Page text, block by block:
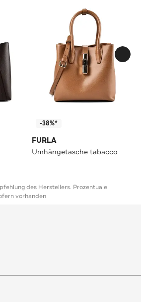
-38%*
FURLA
Umhängetasche tabacco
des Herstellers. Prozentuale
vorhanden